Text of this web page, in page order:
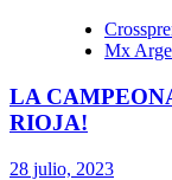
Mx
LA
RIOJA!
28 julio, 2023